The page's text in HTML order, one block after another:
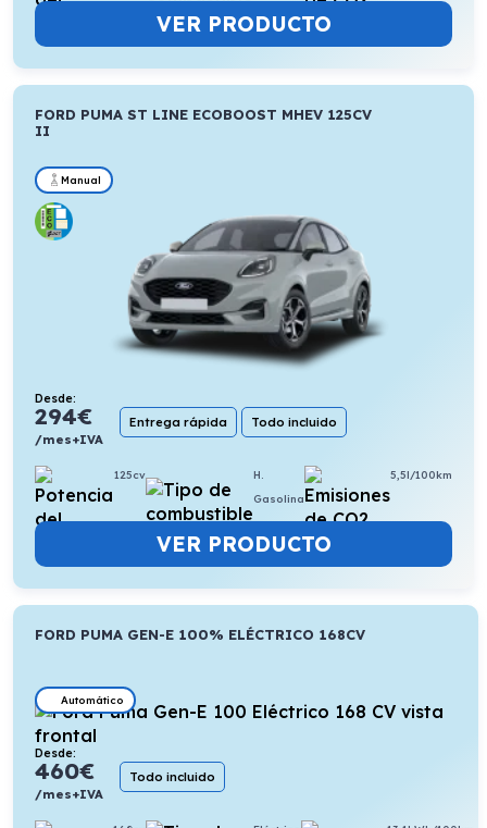
VER PRODUCTO
FORD PUMA ST LINE ECOBOOST MHEV 125CV
II
Manual
Desde:
294€
/mes+IVA
Entrega rápida Todo incluido
125cv
H.
Gasolina
5,5l/100km
VER PRODUCTO
FORD PUMA GEN-E 100% ELÉCTRICO 168CV
Automático
Desde:
460€
/mes+IVA
Todo incluido